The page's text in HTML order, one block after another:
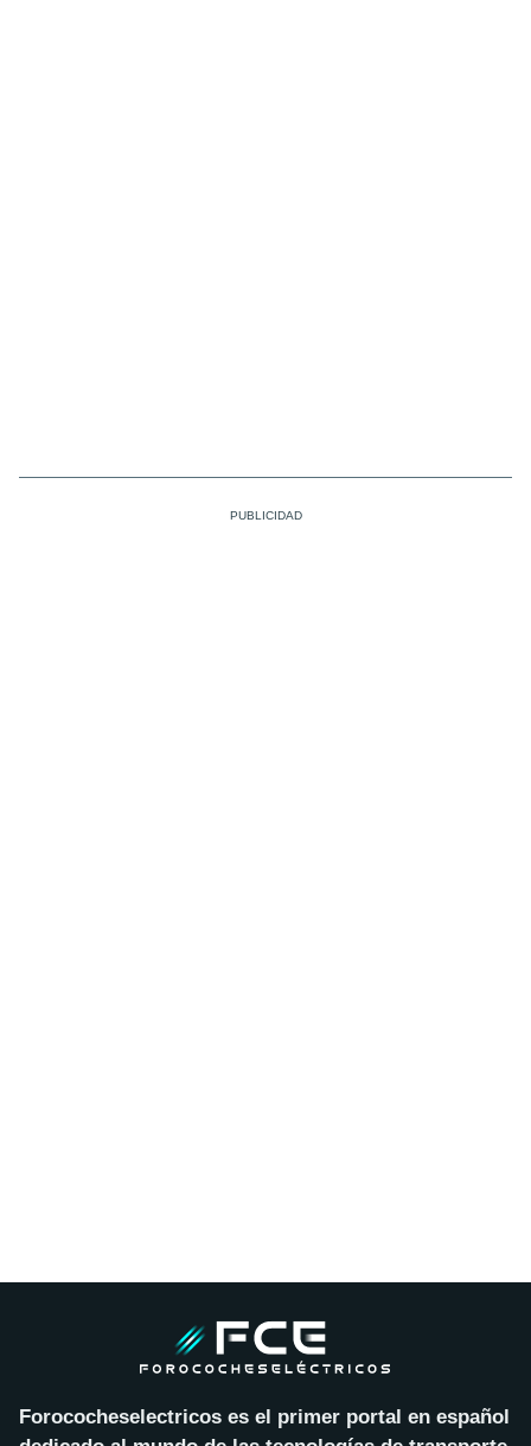
Forococheselectricos es el primer portal en español